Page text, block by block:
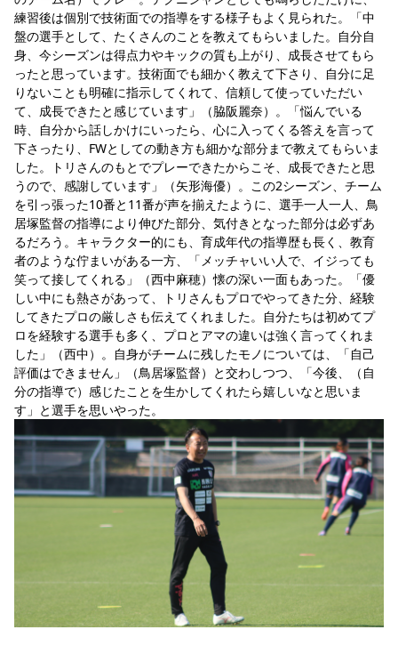
練習後は個別で技術面での指導をする様子もよく見られた。「中
盤の選手として、たくさんのことを教えてもらいました。自分自
身、今シーズンは得点力やキックの質も上がり、成長させてもら
ったと思っています。技術面でも細かく教えて下さり、自分に足
りないことも明確に指示してくれて、信頼して使っていただい
て、成長できたと感じています」（脇阪麗奈）。「悩んでいる
時、自分から話しかけにいったら、心に入ってくる答えを言って
下さったり、FWとしての動き方も細かな部分まで教えてもらいま
した。トリさんのもとでプレーできたからこそ、成長できたと思
うので、感謝しています」（矢形海優）。この2シーズン、チーム
を引っ張った10番と11番が声を揃えたように、選手一人一人、鳥
居塚監督の指導により伸びた部分、気付きとなった部分は必ずあ
るだろう。キャラクター的にも、育成年代の指導歴も長く、教育
者のような佇まいがある一方、「メッチャいい人で、イジっても
笑って接してくれる」（西中麻穂）懐の深い一面もあった。「優
しい中にも熱さがあって、トリさんもプロでやってきた分、経験
してきたプロの厳しさも伝えてくれました。自分たちは初めてプ
ロを経験する選手も多く、プロとアマの違いは強く言ってくれま
した」（西中）。自身がチームに残したモノについては、「自己
評価はできません」（鳥居塚監督）と交わしつつ、「今後、（自
分の指導で）感じたことを生かしてくれたら嬉しいなと思いま
す」と選手を思いやった。